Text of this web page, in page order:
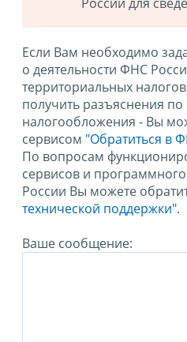
Если Вам необходимо
о деятельности ФНС
территориальных
получить разъяснения
налогообложения - Вы
сервисом "Обратиться в
По вопросам
сервисов и
России Вы можете
технической поддержки".
Ваше сообщение: